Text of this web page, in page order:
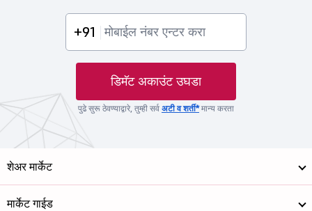
+91
डिमॅट अकाउंट उघडा
पुढे सुरू ठेवण्याद्वारे, तुम्ही सर्व अटी व शर्ती*मान्य करता
शेअर मार्केट
मार्केट गाईड